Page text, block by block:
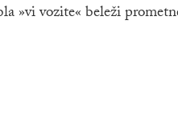
»vi vozite« beleži